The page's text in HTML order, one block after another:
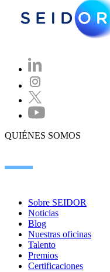
QUIÉNES SOMOS
Sobre SEIDOR
Noticias
Blog
Nuestras oficinas
Talento
Premios
Certificaciones